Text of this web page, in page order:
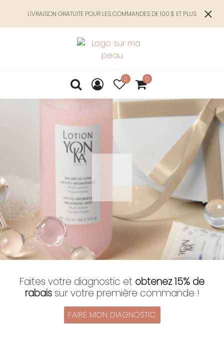
LIVRAISON GRATUITE POUR LES COMMANDES DE 100 $ ET PLUS
0 0
Faites votre diagnostic et obtenez 15% de
rabaissur votre première commande !
FAIRE MON DIAGNOSTIC